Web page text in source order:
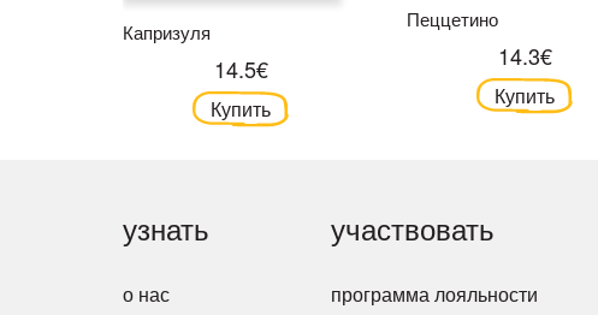
Капризуля
14.5€
Купить
Пеццетино
14.3€
Купить
узнать
о нас
участвовать
программа лояльности